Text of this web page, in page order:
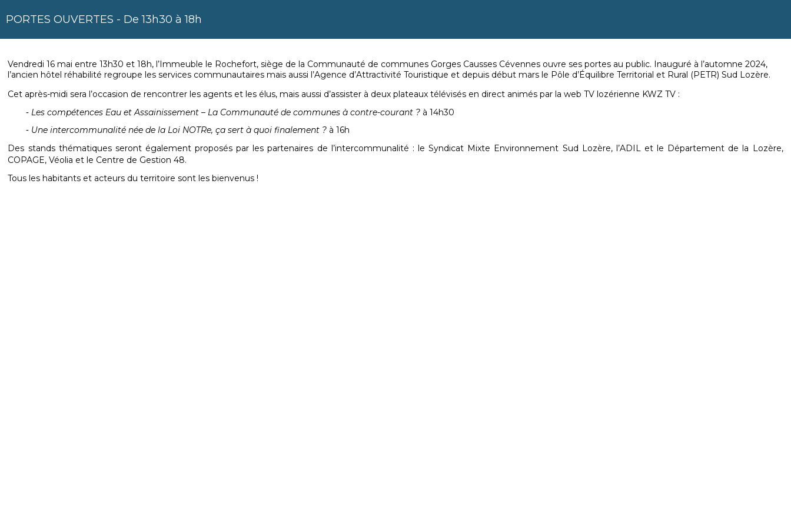
PORTES OUVERTES - De 13h30 à 18h
Vendredi 16 mai entre 13h30 et 18h, l’Immeuble le Rochefort, siège de la Communauté de communes Gorges Causses Cévennes ouvre ses portes au public. Inauguré à l’automne 2024,
l’ancien hôtel réhabilité regroupe les services communautaires mais aussi l’Agence d’Attractivité Touristique et depuis début mars le Pôle d’Équilibre Territorial et Rural (PETR) Sud Lozère.
Cet après-midi sera l’occasion de rencontrer les agents et les élus, mais aussi d’assister à deux plateaux télévisés en direct animés par la web TV lozérienne KWZ TV :
Les compétences Eau et Assainissement – La Communauté de communes à contre-courant ? à 14h30
Une intercommunalité née de la Loi NOTRe, ça sert à quoi finalement ? à 16h
Des stands thématiques seront également proposés par les partenaires de l’intercommunalité : le Syndicat Mixte Environnement Sud Lozère, l’ADIL et le Département de la Lozère,
COPAGE, Véolia et le Centre de Gestion 48.
Tous les habitants et acteurs du territoire sont les bienvenus !